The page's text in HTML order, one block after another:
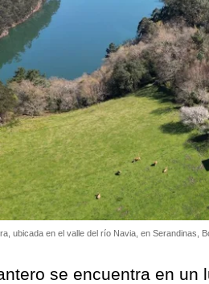
ubicada en el valle del río Navia, en Serandinas,
se encuentra en un